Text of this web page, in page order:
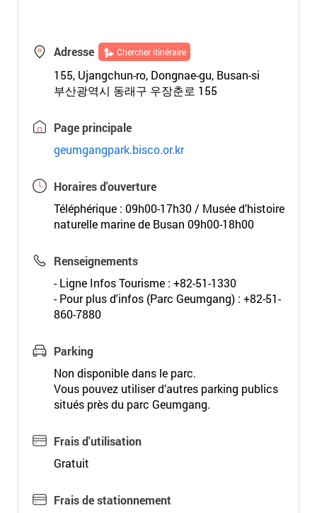
Adresse Chercher itinéraire
155, Ujangchun-ro, Dongnae-gu, Busan-si
부산광역시 동래구 우장춘로 155
Page principale
geumgangpark.bisco.or.kr
Horaires d'ouverture
Téléphérique : 09h00-17h30 / Musée d’histoire
naturelle marine de Busan 09h00-18h00
Renseignements
- Ligne Infos Tourisme : +82-51-1330
- Pour plus d'infos (Parc Geumgang) : +82-51-
860-7880
Parking
Non disponible dans le parc.
Vous pouvez utiliser d’autres parking publics
situés près du parc Geumgang.
Frais d'utilisation
Gratuit
Frais de stationnement